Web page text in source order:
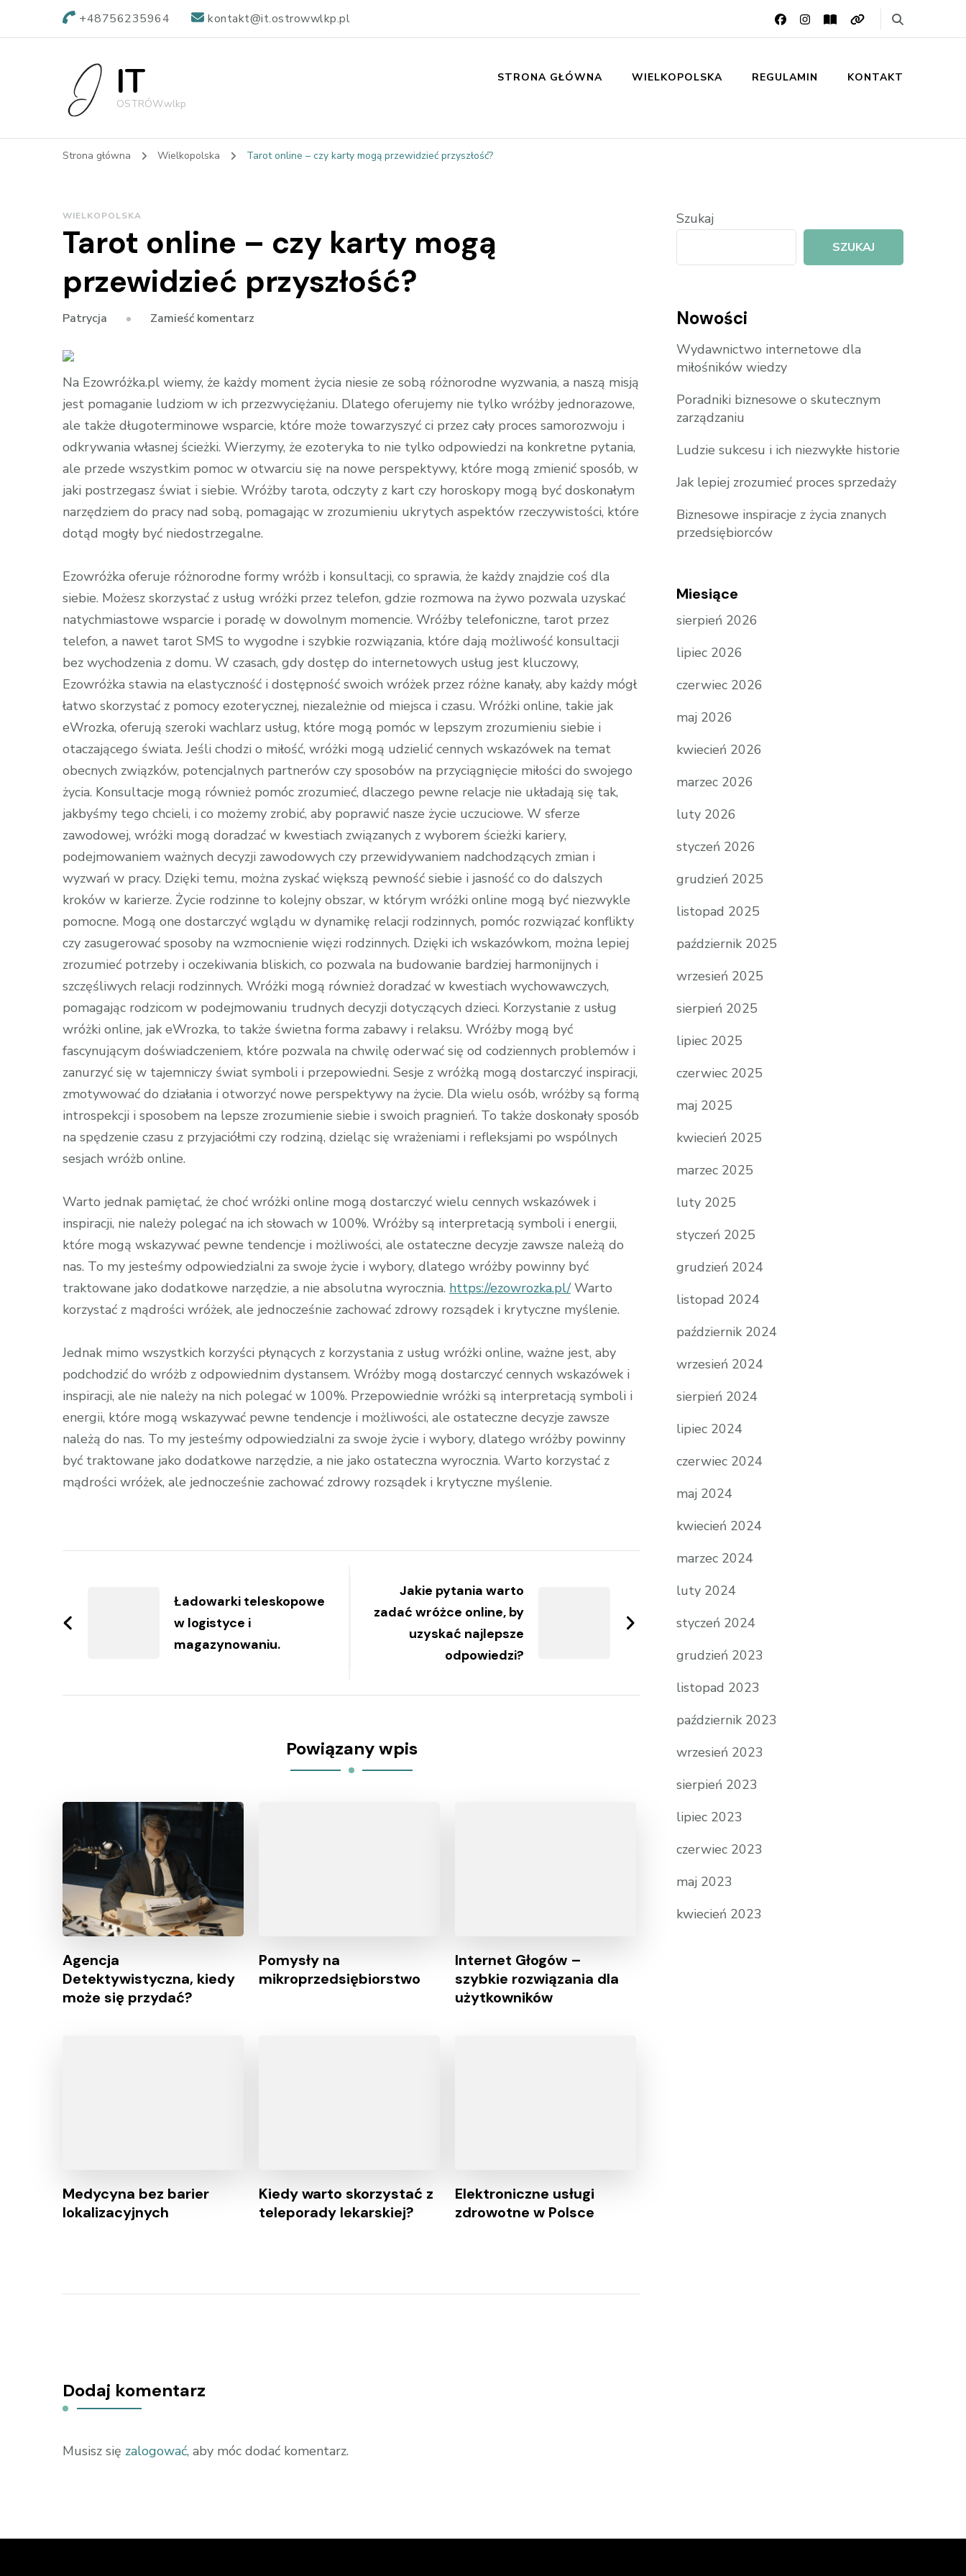
+48756235964 kontakt@it.ostrowwlkp.pl
IT
OSTRÓW.wlkp
STRONA GŁÓWNA WIELKOPOLSKA REGULAMIN KONTAKT
Strona główna Wielkopolska Tarot online – czy karty mogą przewidzieć przyszłość?
WIELKOPOLSKA
Tarot online – czy karty mogą
przewidzieć przyszłość?
Patrycja Zamieść komentarz
karty
mogą
przewidzieć
przyszłość?
Na Ezowróżka.pl wiemy, że każdy moment życia niesie ze sobą różnorodne wyzwania, a naszą misją
jest pomaganie ludziom w ich przezwyciężaniu. Dlatego oferujemy nie tylko wróżby jednorazowe,
ale także długoterminowe wsparcie, które może towarzyszyć ci przez cały proces samorozwoju i
odkrywania własnej ścieżki. Wierzymy, że ezoteryka to nie tylko odpowiedzi na konkretne pytania,
ale przede wszystkim pomoc w otwarciu się na nowe perspektywy, które mogą zmienić sposób, w
jaki postrzegasz świat i siebie. Wróżby tarota, odczyty z kart czy horoskopy mogą być doskonałym
narzędziem do pracy nad sobą, pomagając w zrozumieniu ukrytych aspektów rzeczywistości, które
dotąd mogły być niedostrzegalne.
Ezowróżka oferuje różnorodne formy wróżb i konsultacji, co sprawia, że każdy znajdzie coś dla
siebie. Możesz skorzystać z usług wróżki przez telefon, gdzie rozmowa na żywo pozwala uzyskać
natychmiastowe wsparcie i poradę w dowolnym momencie. Wróżby telefoniczne, tarot przez
telefon, a nawet tarot SMS to wygodne i szybkie rozwiązania, które dają możliwość konsultacji
bez wychodzenia z domu. W czasach, gdy dostęp do internetowych usług jest kluczowy,
Ezowróżka stawia na elastyczność i dostępność swoich wróżek przez różne kanały, aby każdy mógł
łatwo skorzystać z pomocy ezoterycznej, niezależnie od miejsca i czasu. Wróżki online, takie jak
eWrozka, oferują szeroki wachlarz usług, które mogą pomóc w lepszym zrozumieniu siebie i
otaczającego świata. Jeśli chodzi o miłość, wróżki mogą udzielić cennych wskazówek na temat
obecnych związków, potencjalnych partnerów czy sposobów na przyciągnięcie miłości do swojego
życia. Konsultacje mogą również pomóc zrozumieć, dlaczego pewne relacje nie układają się tak,
jakbyśmy tego chcieli, i co możemy zrobić, aby poprawić nasze życie uczuciowe. W sferze
zawodowej, wróżki mogą doradzać w kwestiach związanych z wyborem ścieżki kariery,
podejmowaniem ważnych decyzji zawodowych czy przewidywaniem nadchodzących zmian i
wyzwań w pracy. Dzięki temu, można zyskać większą pewność siebie i jasność co do dalszych
kroków w karierze. Życie rodzinne to kolejny obszar, w którym wróżki online mogą być niezwykle
pomocne. Mogą one dostarczyć wglądu w dynamikę relacji rodzinnych, pomóc rozwiązać konflikty
czy zasugerować sposoby na wzmocnienie więzi rodzinnych. Dzięki ich wskazówkom, można lepiej
zrozumieć potrzeby i oczekiwania bliskich, co pozwala na budowanie bardziej harmonijnych i
szczęśliwych relacji rodzinnych. Wróżki mogą również doradzać w kwestiach wychowawczych,
pomagając rodzicom w podejmowaniu trudnych decyzji dotyczących dzieci. Korzystanie z usług
wróżki online, jak eWrozka, to także świetna forma zabawy i relaksu. Wróżby mogą być
fascynującym doświadczeniem, które pozwala na chwilę oderwać się od codziennych problemów i
zanurzyć się w tajemniczy świat symboli i przepowiedni. Sesje z wróżką mogą dostarczyć inspiracji,
zmotywować do działania i otworzyć nowe perspektywy na życie. Dla wielu osób, wróżby są formą
introspekcji i sposobem na lepsze zrozumienie siebie i swoich pragnień. To także doskonały sposób
na spędzenie czasu z przyjaciółmi czy rodziną, dzieląc się wrażeniami i refleksjami po wspólnych
sesjach wróżb online.
Warto jednak pamiętać, że choć wróżki online mogą dostarczyć wielu cennych wskazówek i
inspiracji, nie należy polegać na ich słowach w 100%. Wróżby są interpretacją symboli i energii,
które mogą wskazywać pewne tendencje i możliwości, ale ostateczne decyzje zawsze należą do
nas. To my jesteśmy odpowiedzialni za swoje życie i wybory, dlatego wróżby powinny być
traktowane jako dodatkowe narzędzie, a nie absolutna wyrocznia. https://ezowrozka.pl/Warto
korzystać z mądrości wróżek, ale jednocześnie zachować zdrowy rozsądek i krytyczne myślenie.
Jednak mimo wszystkich korzyści płynących z korzystania z usług wróżki online, ważne jest, aby
podchodzić do wróżb z odpowiednim dystansem. Wróżby mogą dostarczyć cennych wskazówek i
inspiracji, ale nie należy na nich polegać w 100%. Przepowiednie wróżki są interpretacją symboli i
energii, które mogą wskazywać pewne tendencje i możliwości, ale ostateczne decyzje zawsze
należą do nas. To my jesteśmy odpowiedzialni za swoje życie i wybory, dlatego wróżby powinny
być traktowane jako dodatkowe narzędzie, a nie jako ostateczna wyrocznia. Warto korzystać z
mądrości wróżek, ale jednocześnie zachować zdrowy rozsądek i krytyczne myślenie.
Ładowarki teleskopowe
w logistyce i
magazynowaniu.
Jakie pytania warto
zadać wróżce online, by
uzyskać najlepsze
odpowiedzi?
Powiązany wpis
Agencja
Detektywistyczna, kiedy
może się przydać?
Pomysły na
mikroprzedsiębiorstwo
Internet Głogów –
szybkie rozwiązania dla
użytkowników
Medycyna bez barier
lokalizacyjnych
Kiedy warto skorzystać z
teleporady lekarskiej?
Elektroniczne usługi
zdrowotne w Polsce
Dodaj komentarz
Musisz się zalogować, aby móc dodać komentarz.
Szukaj
SZUKAJ
Nowości
Wydawnictwo internetowe dla
miłośników wiedzy
Poradniki biznesowe o skutecznym
zarządzaniu
Ludzie sukcesu i ich niezwykłe historie
Jak lepiej zrozumieć proces sprzedaży
Biznesowe inspiracje z życia znanych
przedsiębiorców
Miesiące
sierpień 2026
lipiec 2026
czerwiec 2026
maj 2026
kwiecień 2026
marzec 2026
luty 2026
styczeń 2026
grudzień 2025
listopad 2025
październik 2025
wrzesień 2025
sierpień 2025
lipiec 2025
czerwiec 2025
maj 2025
kwiecień 2025
marzec 2025
luty 2025
styczeń 2025
grudzień 2024
listopad 2024
październik 2024
wrzesień 2024
sierpień 2024
lipiec 2024
czerwiec 2024
maj 2024
kwiecień 2024
marzec 2024
luty 2024
styczeń 2024
grudzień 2023
listopad 2023
październik 2023
wrzesień 2023
sierpień 2023
lipiec 2023
czerwiec 2023
maj 2023
kwiecień 2023